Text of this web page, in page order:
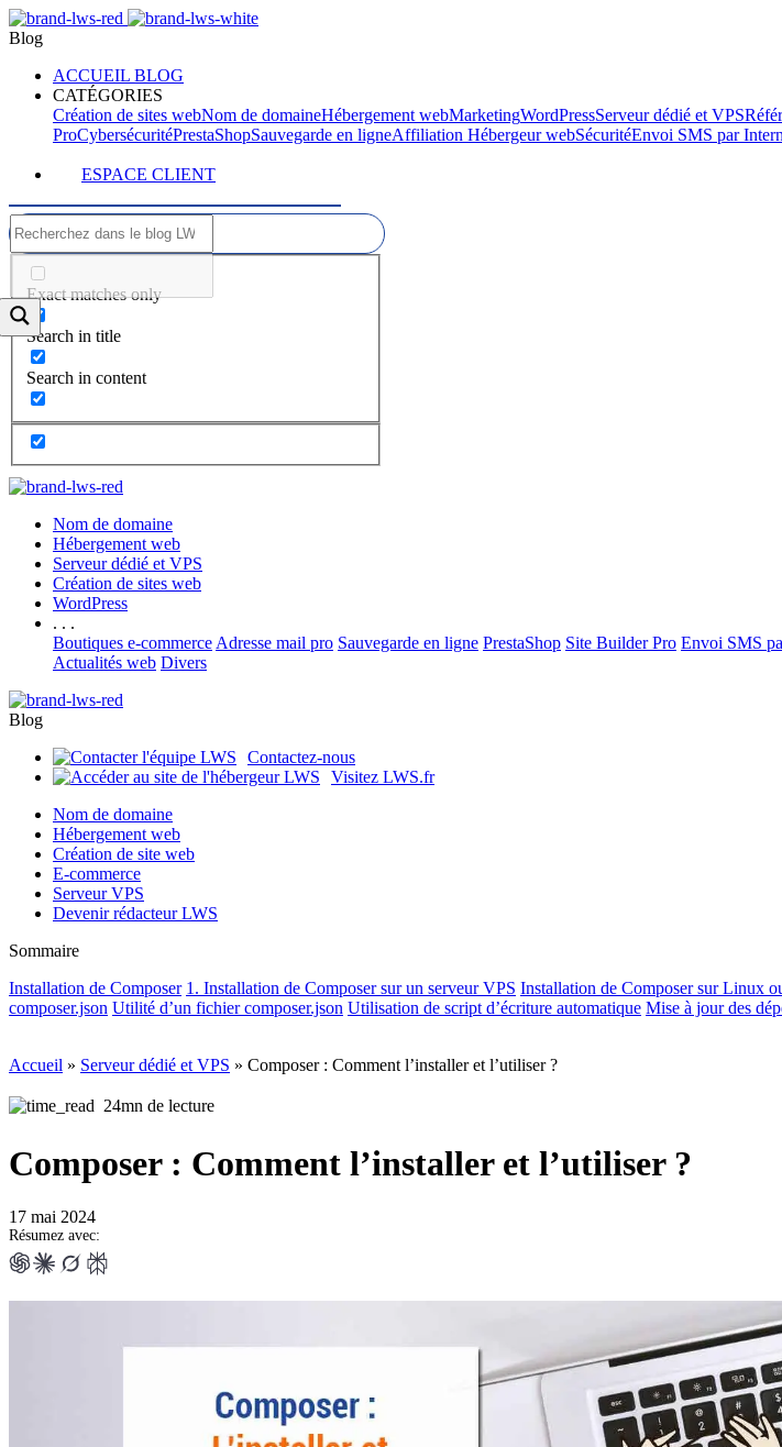
Blog
ACCUEIL BLOG
CATÉGORIES
Création de sites webNom de domaineHébergement webMarketingWordPressServeur dédié et VPS
ProCybersécuritéPrestaShopSauvegarde en ligneAffiliation Hébergeur webSécuritéEnvoi SMS par
ESPACE CLIENT
Exact matches only
Search in title
Search in content
Nom de domaine
Hébergement web
Serveur dédié et VPS
Création de sites web
WordPress
. . .
Boutiques e-commerce Adresse mail pro Sauvegarde en ligne PrestaShop Site Builder Pro Envoi SMS
Actualités web Divers
Blog
Contactez-nous
Visitez LWS.fr
Nom de domaine
Hébergement web
Création de site web
E-commerce
Serveur VPS
Devenir rédacteur LWS
Sommaire
Installation de Composer 1. Installation de Composer sur un serveur VPS Installation de Composer sur Linux
composer.json Utilité d’un fichier composer.json Utilisation de script d’écriture automatique Mise à jour des
Accueil » Serveur dédié et VPS » Composer : Comment l’installer et l’utiliser ?
24mn de lecture
Composer : Comment l’installer et l’utiliser ?
17 mai 2024
Résumez avec: